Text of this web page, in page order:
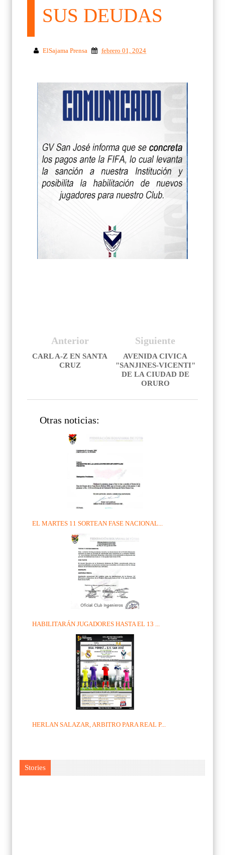
SUS DEUDAS
ElSajama Prensa febrero 01, 2024
Siguiente
AVENIDA CIVICA
"SANJINES-VICENTI"
DE LA CIUDAD DE
ORURO
Anterior
CARL A-Z EN SANTA
CRUZ
Otras noticias:
EL MARTES 11 SORTEAN FASE NACIONAL...
HABILITARÁN JUGADORES HASTA EL 13 ...
HERLAN SALAZAR, ARBITRO PARA REAL P...
Stories